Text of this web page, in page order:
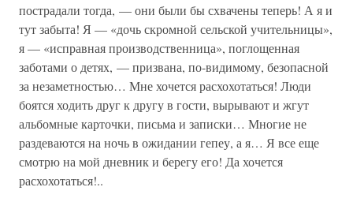
пострадали тогда, — они были бы схвачены теперь! А я и
тут забыта! Я — «дочь скромной сельской учительницы»,
я — «исправная производственница», поглощенная
заботами о детях, — призвана, по-видимому, безопасной
за незаметностью… Мне хочется расхохотаться! Люди
боятся ходить друг к другу в гости, вырывают и жгут
альбомные карточки, письма и записки… Многие не
раздеваются на ночь в ожидании гепеу, а я… Я все еще
смотрю на мой дневник и берегу его! Да хочется
расхохотаться!..